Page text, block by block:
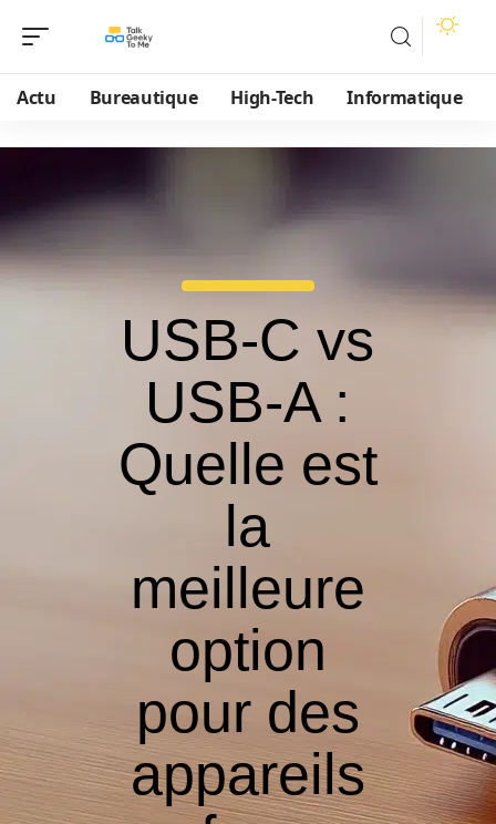
Actu Bureautique High-Tech Informatique
USB-C vs
USB-A :
Quelle est
la
meilleure
option
pour des
appareils